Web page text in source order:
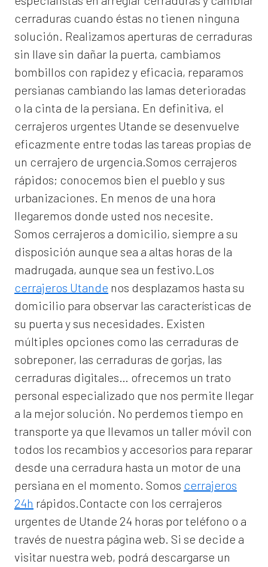
cerraduras cuando éstas no tienen ninguna
solución. Realizamos aperturas de cerraduras
sin llave sin dañar la puerta, cambiamos
bombillos con rapidez y eficacia, reparamos
persianas cambiando las lamas deterioradas
o la cinta de la persiana. En definitiva, el
cerrajeros urgentes Utande se desenvuelve
eficazmente entre todas las tareas propias de
un cerrajero de urgencia.Somos cerrajeros
rápidos; conocemos bien el pueblo y sus
urbanizaciones. En menos de una hora
llegaremos donde usted nos necesite.
Somos cerrajeros a domicilio, siempre a su
disposición aunque sea a altas horas de la
madrugada, aunque sea un festivo.Los
cerrajeros Utande nos desplazamos hasta su
domicilio para observar las características de
su puerta y sus necesidades. Existen
múltiples opciones como las cerraduras de
sobreponer, las cerraduras de gorjas, las
cerraduras digitales… ofrecemos un trato
personal especializado que nos permite llegar
a la mejor solución. No perdemos tiempo en
transporte ya que llevamos un taller móvil con
todos los recambios y accesorios para reparar
desde una cerradura hasta un motor de una
persiana en el momento. Somos cerrajeros
24h rápidos.Contacte con los cerrajeros
urgentes de Utande 24 horas por teléfono o a
través de nuestra página web. Si se decide a
visitar nuestra web, podrá descargarse un